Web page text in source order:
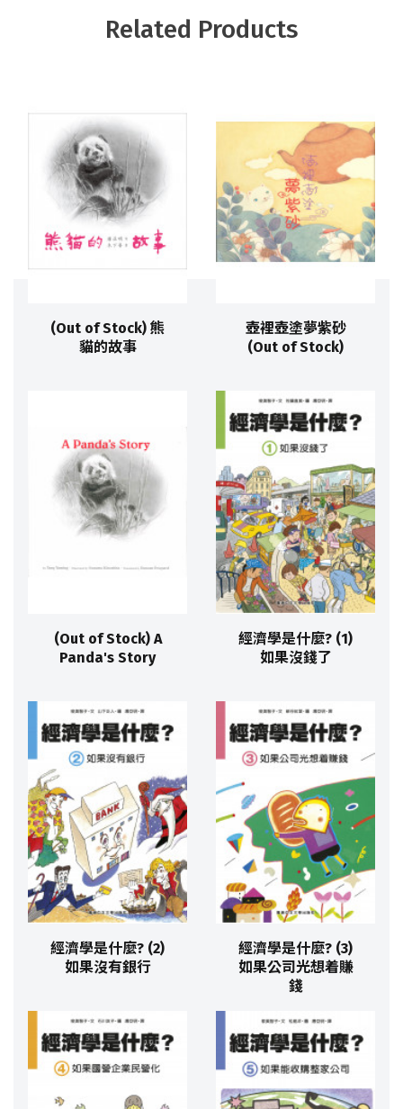
Related Products
(Out of Stock) 熊
貓的故事
壺裡壺塗夢紫砂
(Out of Stock)
(Out of Stock) A
Panda's Story
經濟學是什麼? (1)
如果沒錢了
經濟學是什麼? (2)
如果沒有銀行
經濟學是什麼? (3)
如果公司光想着賺
錢